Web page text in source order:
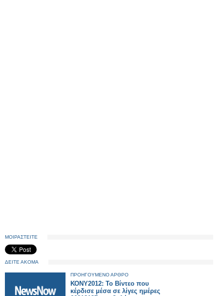
ΜΟΙΡΑΣΤΕΙΤΕ
ΔΕΙΤΕ ΑΚΟΜΑ
ΠΡΟΗΓΟΥΜΕΝΟ ΑΡΘΡΟ
ΚΟΝΥ2012: Το Βίντεο που
κέρδισε μέσα σε λίγες ημέρες